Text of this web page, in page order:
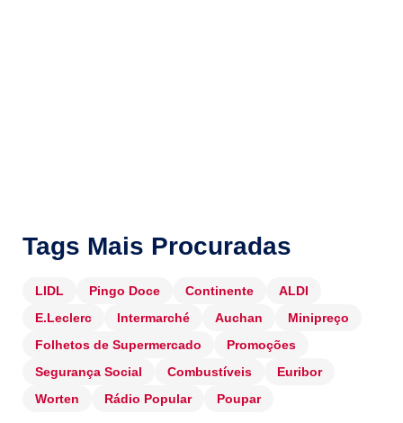
Tags Mais Procuradas
LIDL Pingo Doce Continente
ALDI
E.Leclerc
Intermarché Auchan
Minipreço
Folhetos de Supermercado
Promoções
Segurança Social
Combustíveis
Euribor
Worten
Rádio Popular Poupar